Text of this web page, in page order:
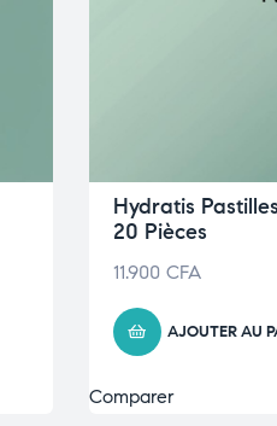
Hydratis
20 Pièces
11.900 CFA
AJOUTER AU
Comparer